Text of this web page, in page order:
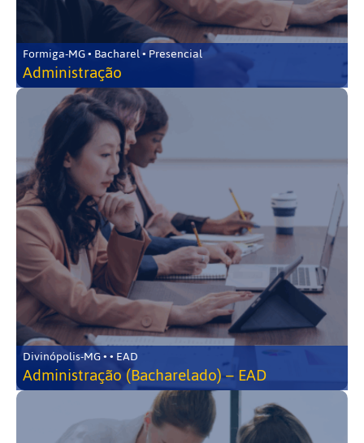
Formiga-MG • Bacharel • Presencial
Administração
Divinópolis-MG • • EAD
Administração (Bacharelado) – EAD